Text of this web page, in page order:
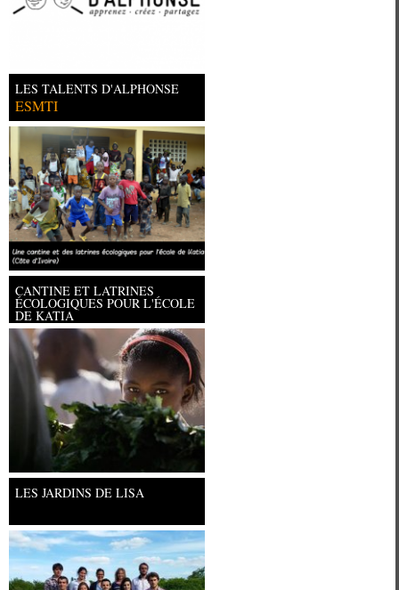
LES TALENTS D'ALPHONSE
ESMTI
CANTINE ET LATRINES
ÉCOLOGIQUES POUR L'ÉCOLE
DE KATIA
Université Paris Ouest Nanterre la
LES JARDINS DE LISA